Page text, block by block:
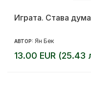
Играта. Става
АВТОР: Ян Бек
13.00 EUR (25.43